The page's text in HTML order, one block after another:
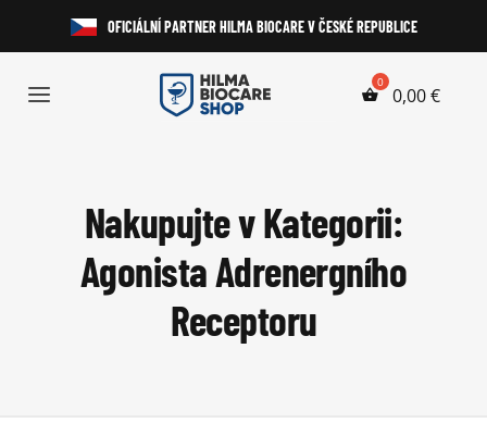
obsah
OFICIÁLNÍ PARTNER HILMA BIOCARE V ČESKÉ REPUBLICE
Toggle
HGH a Peptidy
Perorální Steroidy
0,00€
Nakupujte v Kategorii:
Agonista Adrenergního
Receptoru